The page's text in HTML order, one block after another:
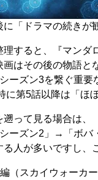
「ドラマの続きが
理すると、『マンダ
はその後の物語と
ーズン3を繋ぐ重
に第5話以降は「ほ
って見る場合は、
ーズン2」→「ボバ
人が多いですし、
（スカイウォーカ